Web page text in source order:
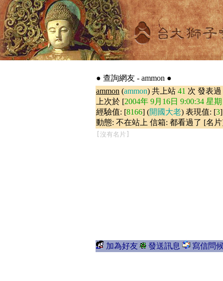
● 查詢網友 - ammon ●
ammon (ammon) 共上站 41 次 發表過
上次於 [2004年 9月16日 9:00:34 星
經驗值: [8166] (開國大老) 表現值: [3
動態: 不在站上 信箱: 都看過了 [名
[沒有名片]
加為好友 發送訊息 寫信問